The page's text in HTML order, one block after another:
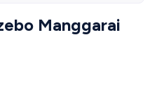
Manggarai